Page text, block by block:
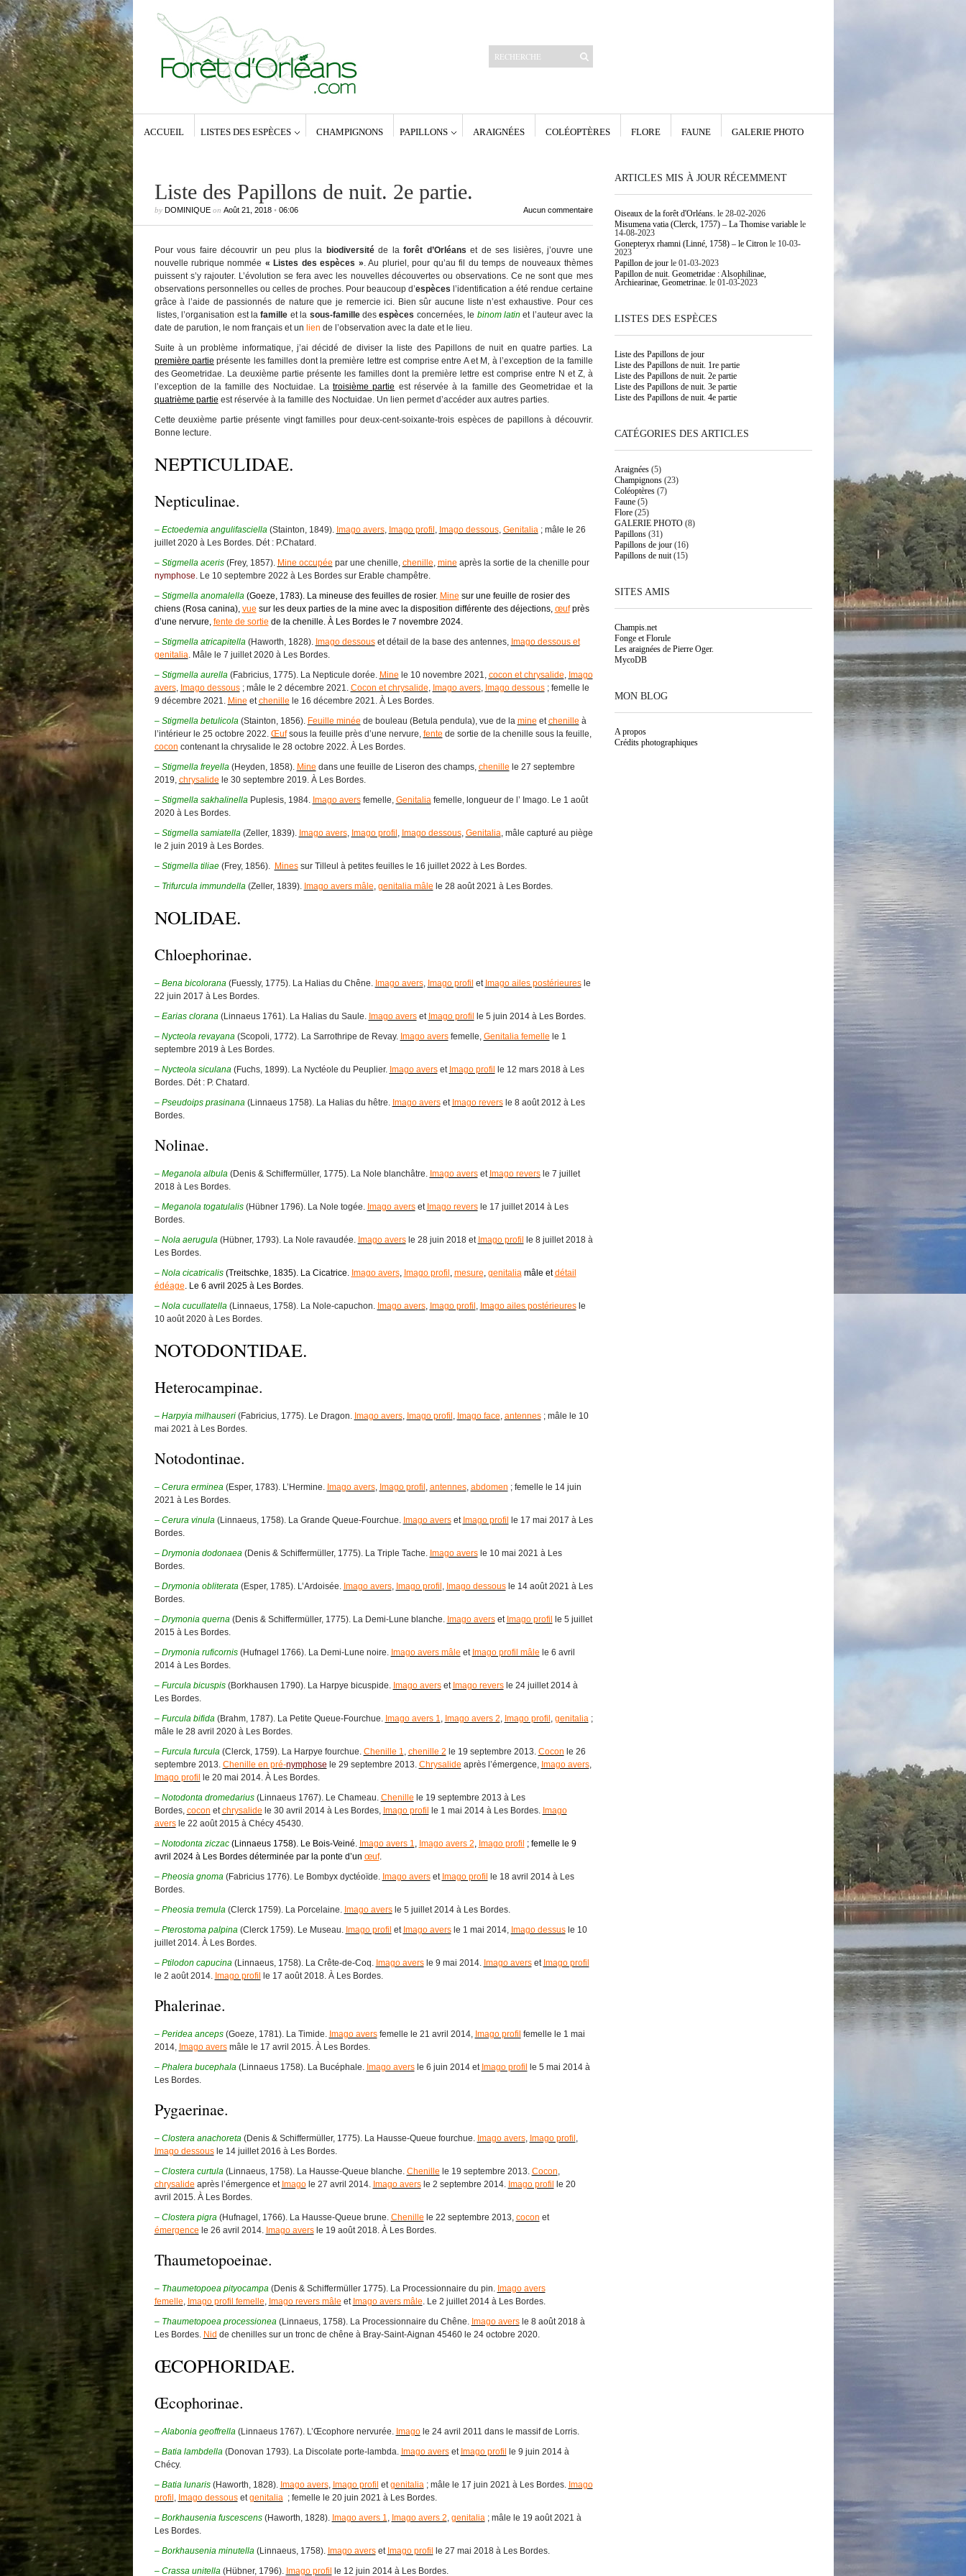
Articles récents
Papillon de nuit. Geometridae : Sterrhinae.
Poecilocampa populi (Linnaeus 1758) – Le
DominiquedansZeuzera pyrina (Linné,
1761) – La Coquette
Anne-Lyse MESSAGERdansZeuzera
pyrina (Linné, 1761) – La Coquette
DominiquedansZeuzera pyrina (Linné,
1761) – La Coquette
VincedansZeuzera pyrina (Linné, 1761) –
La Coquette
DominiquedansAmanita strobiliformis
(Paulet) Bertillon, 1866 – L’ Amanite solitaire
janvier 2023
mars 2017
décembre 2016
février 2016
janvier 2016
décembre 2015
décembre 2014
janvier 2014
décembre 2013
novembre 2013
octobre 2013
août 2013
juillet 2013
juin 2013
mars 2013
juin 2012
Catégories
Araignées
Champignons
Coléoptères
Faune
Flore
GALERIE PHOTO
Papillons
Papillons de jour
ACCUEIL LISTES DES ESPÈCES CHAMPIGNONS PAPILLONS ARAIGNÉES COLÉOPTÈRES FLORE FAUNE GALERIE PHOTO
Liste des Papillons de nuit. 2e partie.
by DOMINIQUEon Août 21, 2018• 06:06 Aucun commentaire
Pour vous faire découvrir un peu plus la biodiversitéde laforêt d’Orléans et de ses lisières, j’ouvre une
nouvelle rubrique nommée « Listes des espèces ». Au pluriel, pour qu’au fil du temps de nouveaux thèmes
puissent s’y rajouter. L’évolution se fera avec les nouvelles découvertes ou observations. Ce ne sont que mes
observations personnelles ou celles de proches. Pour beaucoup d’espèces l’identification a été rendue certaine
grâce à l’aide de passionnés de nature que je remercie ici. Bien sûr aucune liste n’est exhaustive. Pour ces
listes, l’organisation est lafamille et la sous-familledes espèces concernées, le binom latin et l’auteur avec la
date de parution, le nom français et un lien de l’observation avec la date et le lieu.
Suite à un problème informatique, j’ai décidé de diviser la liste des Papillons de nuit en quatre parties. La
première partie présente les familles dont la première lettre est comprise entre A et M, à l’exception de la famille
des Geometridae. La deuxième partie présente les familles dont la première lettre est comprise entre N et Z, à
l’exception de la famille des Noctuidae. Latroisième partie est réservée à la famille des Geometridae et la
quatrième partie est réservée à la famille des Noctuidae. Un lien permet d’accéder aux autres parties.
Cette deuxième partie présente vingt familles pour deux-cent-soixante-trois espèces de papillons à découvrir.
Bonne lecture.
NEPTICULIDAE.
Nepticulinae.
– Ectoedemia angulifasciella(Stainton, 1849). Imago avers, Imago profil , Imago dessous, Genitalia; mâle le 26
juillet 2020 à Les Bordes. Dét : P.Chatard.
– Stigmella aceris(Frey, 1857). Mine occupée par une chenille, chenille, mine après la sortie de la chenille pour
nymphose. Le 10 septembre 2022 à Les Bordes sur Erable champêtre.
– Stigmella anomalella (Goeze, 1783). La mineuse des feuilles de rosier. Mine sur une feuille de rosier des
chiens (Rosa canina), vue sur les deux parties de la mine avec la disposition différente des déjections, œufprès
d’une nervure, fente de sortie de la chenille. À Les Bordes le 7 novembre 2024.
– Stigmella atricapitella(Haworth, 1828). Imago dessouset détail de la base des antennes, Imago dessous et
genitalia. Mâle le 7 juillet 2020 à Les Bordes.
– Stigmella aurella(Fabricius, 1775). La Nepticule dorée. Mine le 10 novembre 2021, cocon et chrysalide, Imago
avers, Imago dessous; mâle le 2 décembre 2021. Cocon et chrysalide, Imago avers, Imago dessous; femelle le
9 décembre 2021. Mine etchenille le 16 décembre 2021. À Les Bordes.
– Stigmella betulicola(Stainton, 1856). Feuille minée de bouleau (Betula pendula), vue de la mine etchenille à
l’intérieur le 25 octobre 2022. Œufsous la feuille près d’une nervure, fente de sortie de la chenille sous la feuille,
cocon contenant la chrysalide le 28 octobre 2022. À Les Bordes.
– Stigmella freyella(Heyden, 1858). Mine dans une feuille de Liseron des champs, chenille le 27 septembre
2019, chrysalide le 30 septembre 2019. À Les Bordes.
– Stigmella sakhalinellaPuplesis, 1984. Imago aversfemelle, Genitaliafemelle, longueur de l’ Imago. Le 1 août
2020 à Les Bordes.
– Stigmella samiatella(Zeller, 1839). Imago avers, Imago profil , Imago dessous, Genitalia, mâle capturé au piège
le 2 juin 2019 à Les Bordes.
– Stigmella tiliae(Frey, 1856). Minessur Tilleul à petites feuilles le 16 juillet 2022 à Les Bordes.
– Trifurcula immundella(Zeller, 1839). Imago avers mâle, genitalia mâle le 28 août 2021 à Les Bordes.
NOLIDAE.
Chloephorinae.
– Bena bicolorana(Fuessly, 1775). La Halias du Chêne. Imago avers, Imago profil et Imago ailes postérieuresle
22 juin 2017 à Les Bordes.
– Earias clorana(Linnaeus 1761). La Halias du Saule. Imago averset Imago profil
le 5 juin 2014 à Les Bordes.
– Nycteola revayana(Scopoli, 1772). La Sarrothripe de Revay. Imago aversfemelle, Genitalia femelle le 1
septembre 2019 à Les Bordes.
– Nycteola siculana(Fuchs, 1899). La Nyctéole du Peuplier. Imago averset Imago profil
le 12 mars 2018 à Les
Bordes. Dét : P. Chatard.
– Pseudoips prasinana(Linnaeus 1758). La Halias du hêtre. Imago averset Imago reversle 8 août 2012 à Les
Bordes.
Nolinae.
– Meganola albula(Denis & Schiffermüller, 1775). La Nole blanchâtre. Imago averset Imago reversle 7 juillet
2018 à Les Bordes.
– Meganola togatulalis(Hübner 1796). La Nole togée. Imago averset Imago reversle 17 juillet 2014 à Les
Bordes.
– Nola aerugula(Hübner, 1793). La Nole ravaudée. Imago aversle 28 juin 2018 et Imago profil
le 8 juillet 2018 à
Les Bordes.
– Nola cicatricalis (Treitschke, 1835). La Cicatrice. Imago avers, Imago profil , mesure, genitaliamâle etdétail
édéage. Le 6 avril 2025 à Les Bordes.
– Nola cucullatella(Linnaeus, 1758). La Nole-capuchon. Imago avers, Imago profil , Imago ailes postérieuresle
10 août 2020 à Les Bordes.
NOTODONTIDAE.
Heterocampinae.
– Harpyia milhauseri(Fabricius, 1775). Le Dragon. Imago avers, Imago profil , Imago face, antennes; mâle le 10
mai 2021 à Les Bordes.
Notodontinae.
– Cerura erminea(Esper, 1783). L’Hermine. Imago avers, Imago profil , antennes, abdomen ; femelle le 14 juin
2021 à Les Bordes.
– Cerura vinula(Linnaeus, 1758). La Grande Queue-Fourchue. Imago averset Imago profil
le 17 mai 2017 à Les
Bordes.
– Drymonia dodonaea(Denis & Schiffermüller, 1775). La Triple Tache. Imago aversle 10 mai 2021 à Les
Bordes.
– Drymonia obliterata(Esper, 1785). L’Ardoisée. Imago avers, Imago profil , Imago dessousle 14 août 2021 à Les
Bordes.
– Drymonia querna(Denis & Schiffermüller, 1775). La Demi-Lune blanche. Imago averset Imago profil
le 5 juillet
2015 à Les Bordes.
– Drymonia ruficornis(Hufnagel 1766). La Demi-Lune noire. Imago avers mâle et Imago profil mâle le 6 avril
2014 à Les Bordes.
– Furcula bicuspis(Borkhausen 1790). La Harpye bicuspide. Imago averset Imago reversle 24 juillet 2014 à
Les Bordes.
– Furcula bifida(Brahm, 1787). La Petite Queue-Fourchue. Imago avers 1, Imago avers 2, Imago profil , genitalia;
mâle le 28 avril 2020 à Les Bordes.
– Furcula furcula(Clerck, 1759). La Harpye fourchue. Chenille 1, chenille 2 le 19 septembre 2013. Cocon le 26
septembre 2013. Chenille en pré-nymphose le 29 septembre 2013. Chrysalide après l’émergence, Imago avers,
Imago profil
le 20 mai 2014. À Les Bordes.
– Notodonta dromedarius(Linnaeus 1767). Le Chameau. Chenille le 19 septembre 2013 à Les
Bordes, cocon etchrysalide le 30 avril 2014 à Les Bordes, Imago profil le 1 mai 2014 à Les Bordes. Imago
aversle 22 août 2015 à Chécy 45430.
– Notodonta ziczac (Linnaeus 1758). Le Bois-Veiné. Imago avers 1, Imago avers 2, Imago profil ; femelle le 9
avril 2024 à Les Bordes déterminée par la ponte d’un œuf.
– Pheosia gnoma(Fabricius 1776). Le Bombyx dyctéoïde. Imago averset Imago profil
le 18 avril 2014 à Les
Bordes.
– Pheosia tremula(Clerck 1759). La Porcelaine. Imago aversle 5 juillet 2014 à Les Bordes.
– Pterostoma palpina(Clerck 1759). Le Museau. Imago profil et Imago aversle 1 mai 2014, Imago dessusle 10
juillet 2014. À Les Bordes.
– Ptilodon capucina(Linnaeus, 1758). La Crête-de-Coq. Imago aversle 9 mai 2014. Imago averset Imago profil
le 2 août 2014. Imago profil le 17 août 2018. À Les Bordes.
Phalerinae.
– Peridea anceps(Goeze, 1781). La Timide. Imago aversfemelle le 21 avril 2014, Imago profil femelle le 1 mai
2014, Imago aversmâle le 17 avril 2015. À Les Bordes.
– Phalera bucephala(Linnaeus 1758). La Bucéphale. Imago aversle 6 juin 2014 et Imago profil
le 5 mai 2014 à
Les Bordes.
Pygaerinae.
– Clostera anachoreta(Denis & Schiffermüller, 1775). La Hausse-Queue fourchue. Imago avers, Imago profil ,
Imago dessousle 14 juillet 2016 à Les Bordes.
– Clostera curtula(Linnaeus, 1758). La Hausse-Queue blanche. Chenille le 19 septembre 2013. Cocon,
chrysalide après l’émergence et Imagole 27 avril 2014. Imago aversle 2 septembre 2014. Imago profil
le 20
avril 2015. À Les Bordes.
– Clostera pigra(Hufnagel, 1766). La Hausse-Queue brune. Chenille le 22 septembre 2013, cocon et
émergence le 26 avril 2014. Imago aversle 19 août 2018. À Les Bordes.
Thaumetopoeinae.
– Thaumetopoea pityocampa(Denis & Schiffermüller 1775). La Processionnaire du pin. Imago avers
femelle, Imago profil femelle, Imago revers mâle et Imago avers mâle. Le 2 juillet 2014 à Les Bordes.
– Thaumetopoea processionea(Linnaeus, 1758). La Processionnaire du Chêne. Imago aversle 8 août 2018 à
Les Bordes. Nid de chenilles sur un tronc de chêne à Bray-Saint-Aignan 45460 le 24 octobre 2020.
ŒCOPHORIDAE.
Œcophorinae.
– Alabonia geoffrella(Linnaeus 1767). L’Œcophore nervurée. Imagole 24 avril 2011 dans le massif de Lorris.
– Batia lambdella(Donovan 1793). La Discolate porte-lambda. Imago averset Imago profil
le 9 juin 2014 à
Chécy.
– Batia lunaris(Haworth, 1828). Imago avers, Imago profil etgenitalia; mâle le 17 juin 2021 à Les Bordes. Imago
profil , Imago dessousetgenitalia; femelle le 20 juin 2021 à Les Bordes.
– Borkhausenia fuscescens(Haworth, 1828). Imago avers 1, Imago avers 2, genitalia; mâle le 19 août 2021 à
Les Bordes.
– Borkhausenia minutella(Linnaeus, 1758). Imago averset Imago profil
le 27 mai 2018 à Les Bordes.
– Crassa unitella(Hübner, 1796). Imago profil le 12 juin 2014 à Les Bordes.
ARTICLES MIS À JOUR RÉCEMMENT
Oiseaux de la forêt d'Orléans. le 28-02-2026
Misumena vatia (Clerck, 1757) – La Thomise variablele
14-08-2023
Gonepteryx rhamni (Linné, 1758) – le Citronle 10-03-
2023
Papillon de jourle 01-03-2023
Papillon de nuit. Geometridae : Alsophilinae,
Archiearinae, Geometrinae. le 01-03-2023
LISTES DES ESPÈCES
Liste des Papillons de jour
Liste des Papillons de nuit. 1re partie
Liste des Papillons de nuit. 2e partie
Liste des Papillons de nuit. 3e partie
Liste des Papillons de nuit. 4e partie
CATÉGORIES DES ARTICLES
Araignées(5)
Champignons(23)
Coléoptères(7)
Faune(5)
Flore(25)
GALERIE PHOTO(8)
Papillons(31)
Papillons de jour(16)
Papillons de nuit(15)
SITES AMIS
Champis.net
Fonge et Florule
Les araignées de Pierre Oger.
MycoDB
MON BLOG
A propos
Crédits photographiques